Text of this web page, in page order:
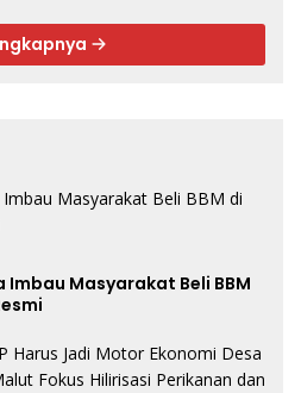
Masyarakat Beli BBM